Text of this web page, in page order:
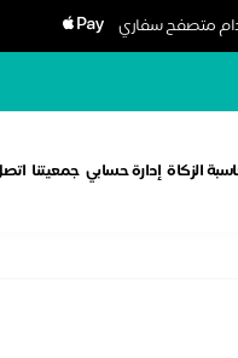
متصفح سفاري
الزكاة إدارة حسابي جمعيتنا